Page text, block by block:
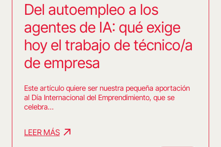
Del autoempleo a los
agentes de IA: qué exige
hoy el trabajo de técnico/a
de empresa
Este artículo quiere ser nuestra pequeña aportación
al Día Internacional del Emprendimiento, que se
celebra…
LEER MÁS